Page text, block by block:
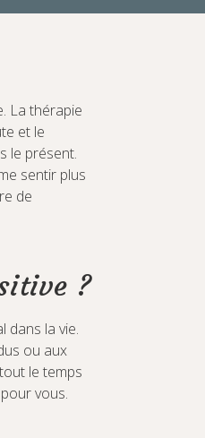
La thérapie
et le
le présent.
sentir plus
de
?
dans la vie.
ou aux
le temps
vous.